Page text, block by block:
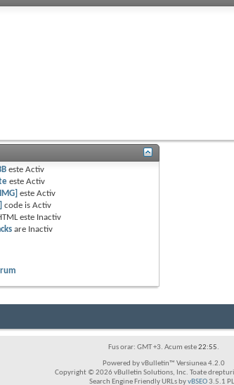
esteActiv
esteActiv
[IMG] esteActiv
code isActiv
este Inactiv
are Inactiv
Fus orar: GMT +3. Acum este22:55.
Powered by vBulletin™ Versiunea 4.2.0
Copyright © 2026 vBulletin Solutions, Inc. Toate
Search Engine Friendly URLs byvBSEO3.5.1